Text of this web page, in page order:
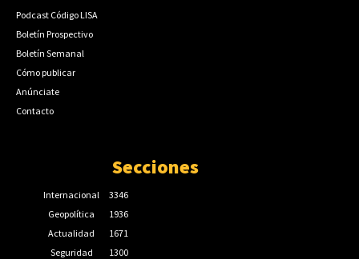
Podcast Código LISA
Boletín Prospectivo
Boletín Semanal
Cómo publicar
Anúnciate
Contacto
Secciones
Internacional
3346
Geopolítica
1936
Actualidad
1671
Seguridad
1300